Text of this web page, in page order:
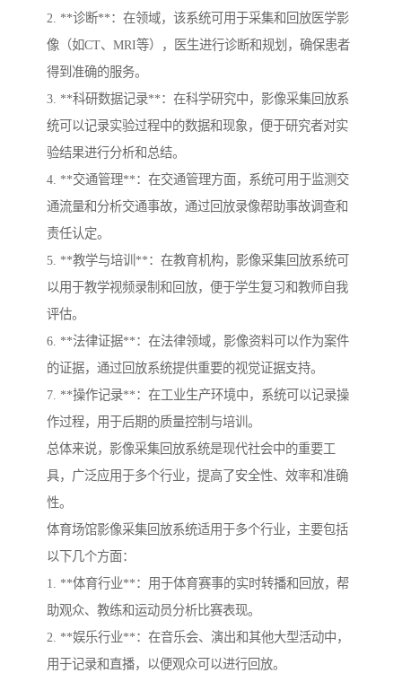
2. **诊断**：在领域，该系统可用于采集和回放医学影
像（如CT、MRI等），医生进行诊断和规划，确保患者
得到准确的服务。
3. **科研数据记录**：在科学研究中，影像采集回放系
统可以记录实验过程中的数据和现象，便于研究者对实
验结果进行分析和总结。
4. **交通管理**：在交通管理方面，系统可用于监测交
通流量和分析交通事故，通过回放录像帮助事故调查和
责任认定。
5. **教学与培训**：在教育机构，影像采集回放系统可
以用于教学视频录制和回放，便于学生复习和教师自我
评估。
6. **法律证据**：在法律领域，影像资料可以作为案件
的证据，通过回放系统提供重要的视觉证据支持。
7. **操作记录**：在工业生产环境中，系统可以记录操
作过程，用于后期的质量控制与培训。
总体来说，影像采集回放系统是现代社会中的重要工
具，广泛应用于多个行业，提高了安全性、效率和准确
性。
体育场馆影像采集回放系统适用于多个行业，主要包括
以下几个方面：
1. **体育行业**：用于体育赛事的实时转播和回放，帮
助观众、教练和运动员分析比赛表现。
2. **娱乐行业**：在音乐会、演出和其他大型活动中，
用于记录和直播，以便观众可以进行回放。